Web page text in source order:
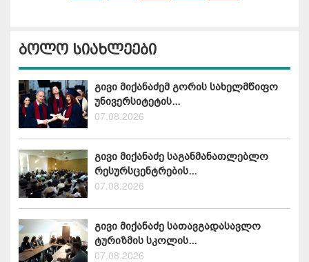
ბოლო სიახლეები
გივი მიქანაძემ გორის სახელმწიფო
უნივერსიტეტის...
07.08.2026
გივი მიქანაძე საგანმანათლებლო
რესურსცენტრების...
07.08.2026
გივი მიქანაძე სათავგადასავლო
ტურიზმის სკოლის...
07.08.2026